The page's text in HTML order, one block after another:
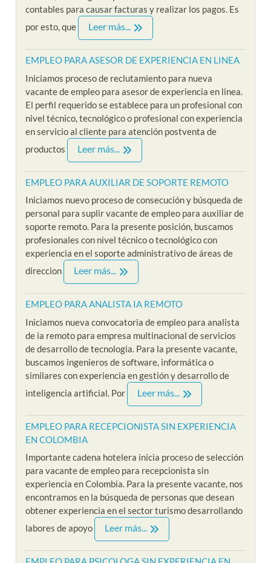
contables para causar facturas y realizar los pagos. Es
por esto, que
Leer más...
EMPLEO PARA ASESOR DE EXPERIENCIA EN LINEA
Iniciamos proceso de reclutamiento para nueva
vacante de empleo para asesor de experiencia en linea.
El perfil requerido se establece para un profesional con
nivel técnico, tecnológico o profesional con experiencia
en servicio al cliente para atención postventa de
productos
Leer más...
EMPLEO PARA AUXILIAR DE SOPORTE REMOTO
Iniciamos nuevo proceso de consecución y búsqueda de
personal para suplir vacante de empleo para auxiliar de
soporte remoto. Para la presente posición, buscamos
profesionales con nivel técnico o tecnológico con
experiencia en el soporte administrativo de áreas de
direccion
Leer más...
EMPLEO PARA ANALISTA IA REMOTO
Iniciamos nueva convocatoria de empleo para analista
de ia remoto para empresa multinacional de servicios
de desarrollo de tecnologia. Para la presente vacante,
buscamos ingenieros de software, informática o
similares con experiencia en gestión y desarrollo de
inteligencia artificial. Por
Leer más...
EMPLEO PARA RECEPCIONISTA SIN EXPERIENCIA
EN COLOMBIA
Importante cadena hotelera inicia proceso de selección
para vacante de empleo para recepcionista sin
experiencia en Colombia. Para la presente vacante, nos
encontramos en la búsqueda de personas que desean
obtener experiencia en el sector turismo desarrollando
labores de apoyo
Leer más...